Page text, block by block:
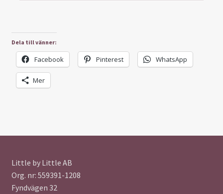
Dela till vänner:
Facebook Pinterest WhatsApp
Mer
Little by Little AB
Org. nr: 559391-1208
Fyndvägen 32